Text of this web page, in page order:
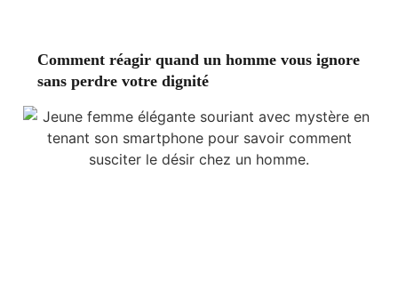
Comment réagir quand un homme vous ignore
sans perdre votre dignité